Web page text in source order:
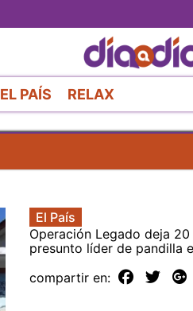
al
EL PAÍS RELAX
El País
Operación Legado deja
presunto líder de pandilla
compartir en: